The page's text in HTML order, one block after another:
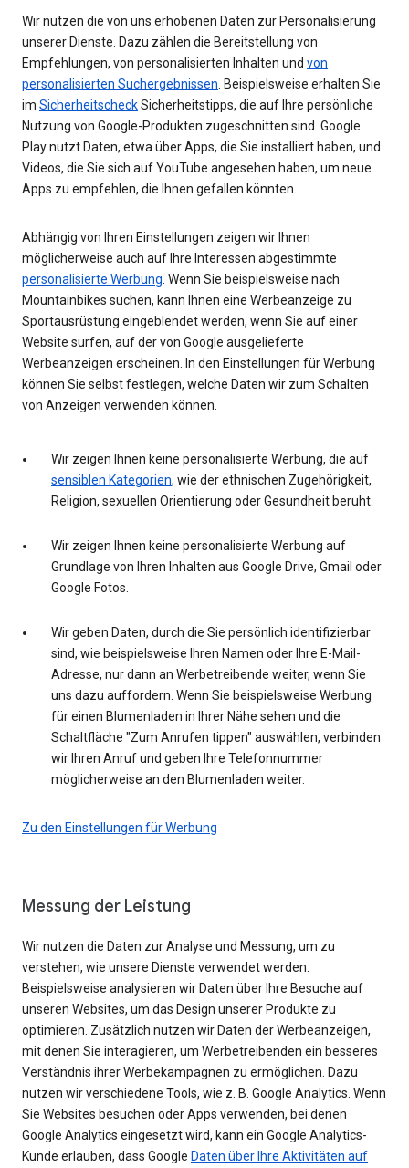
Wir nutzen die von uns erhobenen Daten zur Personalisierung
unserer Dienste. Dazu zählen die Bereitstellung von
Empfehlungen, von personalisierten Inhalten und von
personalisierten Suchergebnissen . Beispielsweise erhalten Sie
im SicherheitscheckSicherheitstipps, die auf Ihre persönliche
Nutzung von Google-Produkten zugeschnitten sind. Google
Play nutzt Daten, etwa über Apps, die Sie installiert haben, und
Videos, die Sie sich auf YouTube angesehen haben, um neue
Apps zu empfehlen, die Ihnen gefallen könnten.
Abhängig von Ihren Einstellungen zeigen wir Ihnen
möglicherweise auch auf Ihre Interessen abgestimmte
personalisierte Werbung . Wenn Sie beispielsweise nach
Mountainbikes suchen, kann Ihnen eine Werbeanzeige zu
Sportausrüstung eingeblendet werden, wenn Sie auf einer
Website surfen, auf der von Google ausgelieferte
Werbeanzeigen erscheinen. In den Einstellungen für Werbung
können Sie selbst festlegen, welche Daten wir zum Schalten
von Anzeigen verwenden können.
Wir zeigen Ihnen keine personalisierte Werbung, die auf
sensiblen Kategorien, wie der ethnischen Zugehörigkeit,
Religion, sexuellen Orientierung oder Gesundheit beruht.
Wir zeigen Ihnen keine personalisierte Werbung auf
Grundlage von Ihren Inhalten aus Google Drive, Gmail oder
Google Fotos.
Wir geben Daten, durch die Sie persönlich identifizierbar
sind, wie beispielsweise Ihren Namen oder Ihre E-Mail-
Adresse, nur dann an Werbetreibende weiter, wenn Sie
uns dazu auffordern. Wenn Sie beispielsweise Werbung
für einen Blumenladen in Ihrer Nähe sehen und die
Schaltfläche "Zum Anrufen tippen" auswählen, verbinden
wir Ihren Anruf und geben Ihre Telefonnummer
möglicherweise an den Blumenladen weiter.
Zu den Einstellungen für Werbung
Messung der Leistung
Wir nutzen die Daten zur Analyse und Messung, um zu
verstehen, wie unsere Dienste verwendet werden.
Beispielsweise analysieren wir Daten über Ihre Besuche auf
unseren Websites, um das Design unserer Produkte zu
optimieren. Zusätzlich nutzen wir Daten der Werbeanzeigen,
mit denen Sie interagieren, um Werbetreibenden ein besseres
Verständnis ihrer Werbekampagnen zu ermöglichen. Dazu
nutzen wir verschiedene Tools, wie z. B. Google Analytics. Wenn
Sie Websites besuchen oder Apps verwenden, bei denen
Google Analytics eingesetzt wird, kann ein Google Analytics-
Kunde erlauben, dass Google Daten über Ihre Aktivitäten auf